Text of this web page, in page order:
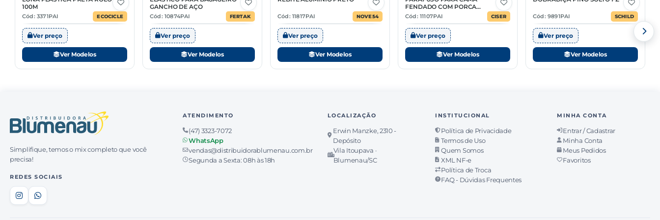
100M
Cód: 3371PAI ECOCICLE
Ver preço
Ver Modelos
GANCHO DE AÇO
Cód: 10874PAI FERTAK
Ver preço
Ver Modelos
Cód: 11817PAI NOVE54
Ver preço
Ver Modelos
FENDADO COM PORCA
QUADRADA PS
Cód: 11107PAI CISER
Ver preço
Ver Modelos
Cód: 9891PAI SCHILD
Ver preço
Ver Modelos
Simplifique, temos o mix completo que você
precisa!
REDES SOCIAIS
ATENDIMENTO
(47) 3323-7072
WhatsApp
vendas@distribuidorablumenau.com.br
Segunda a Sexta: 08h às 18h
LOCALIZAÇÃO
Erwin Manzke, 2310 -
Depósito
Vila Itoupava ·
Blumenau/SC
INSTITUCIONAL
Política de Privacidade
Termos de Uso
Quem Somos
XML NF-e
Política de Troca
FAQ - Dúvidas Frequentes
MINHA CONTA
Entrar / Cadastrar
Minha Conta
Meus Pedidos
Favoritos